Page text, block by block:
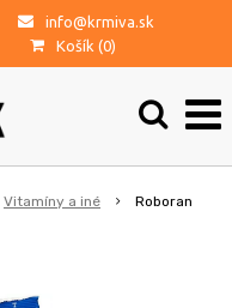
info@krmiva.sk
Košík (0)
Vitamíny a iné
Roboran